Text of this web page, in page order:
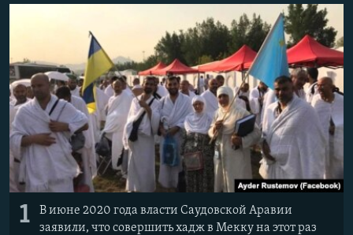
КРЫМ.НЕПОКОРЕННЫЙ
ELIFBE
УКРАИНСКАЯ ПРОБЛЕМА КРЫМА
Все сайты RFE/RL
1
В июне 2020 года власти Саудовской Аравии
заявили, что совершить хадж в Мекку на этот раз